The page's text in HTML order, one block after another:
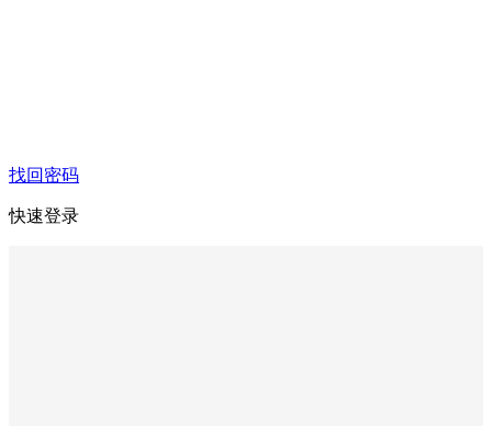
找回密码
快速登录